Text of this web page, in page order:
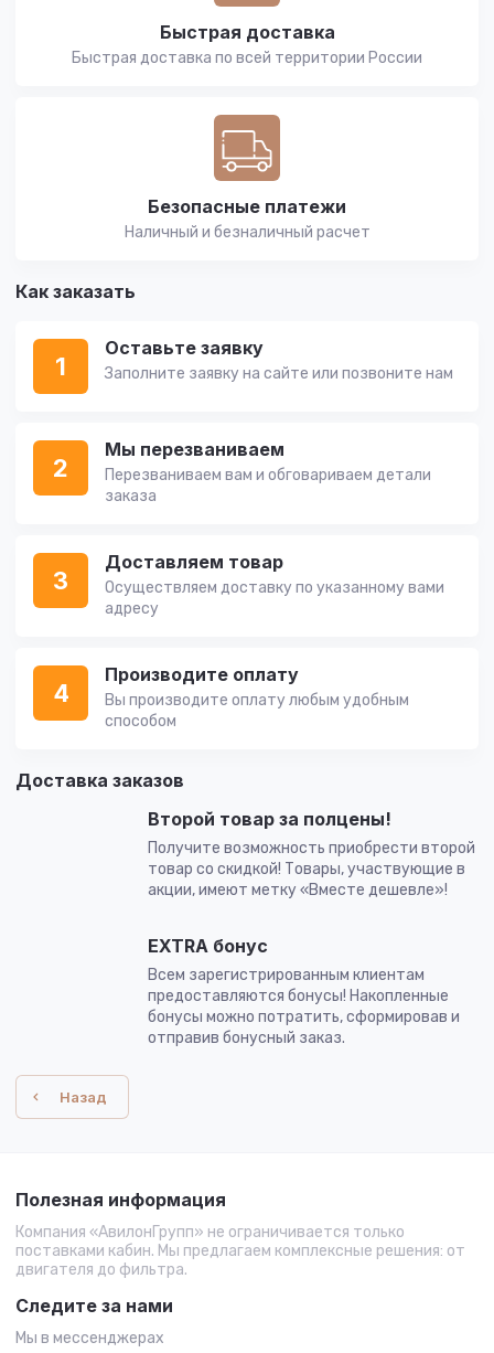
Быстрая доставка
Быстрая доставка по всей территории России
Безопасные платежи
Наличный и безналичный расчет
Как заказать
1
Оставьте заявку
Заполните заявку на сайте или позвоните нам
2
Мы перезваниваем
Перезваниваем вам и обговариваем детали
заказа
3
Доставляем товар
Осуществляем доставку по указанному вами
адресу
4
Производите оплату
Вы производите оплату любым удобным
способом
Доставка заказов
Второй товар за полцены!
Получите возможность приобрести второй
товар со скидкой! Товары, участвующие в
акции, имеют метку «Вместе дешевле»!
EXTRA бонус
Всем зарегистрированным клиентам
предоставляются бонусы! Накопленные
бонусы можно потратить, сформировав и
отправив бонусный заказ.
Назад
Полезная информация
Компания «АвилонГрупп» не ограничивается только
поставками кабин. Мы предлагаем комплексные решения: от
двигателя до фильтра.
Следите за нами
Мы в мессенджерах